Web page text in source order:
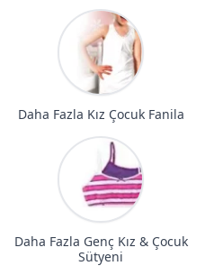
Daha Fazla Kız Çocuk Fanila
Daha Fazla Genç Kız & Çocuk
Sütyeni